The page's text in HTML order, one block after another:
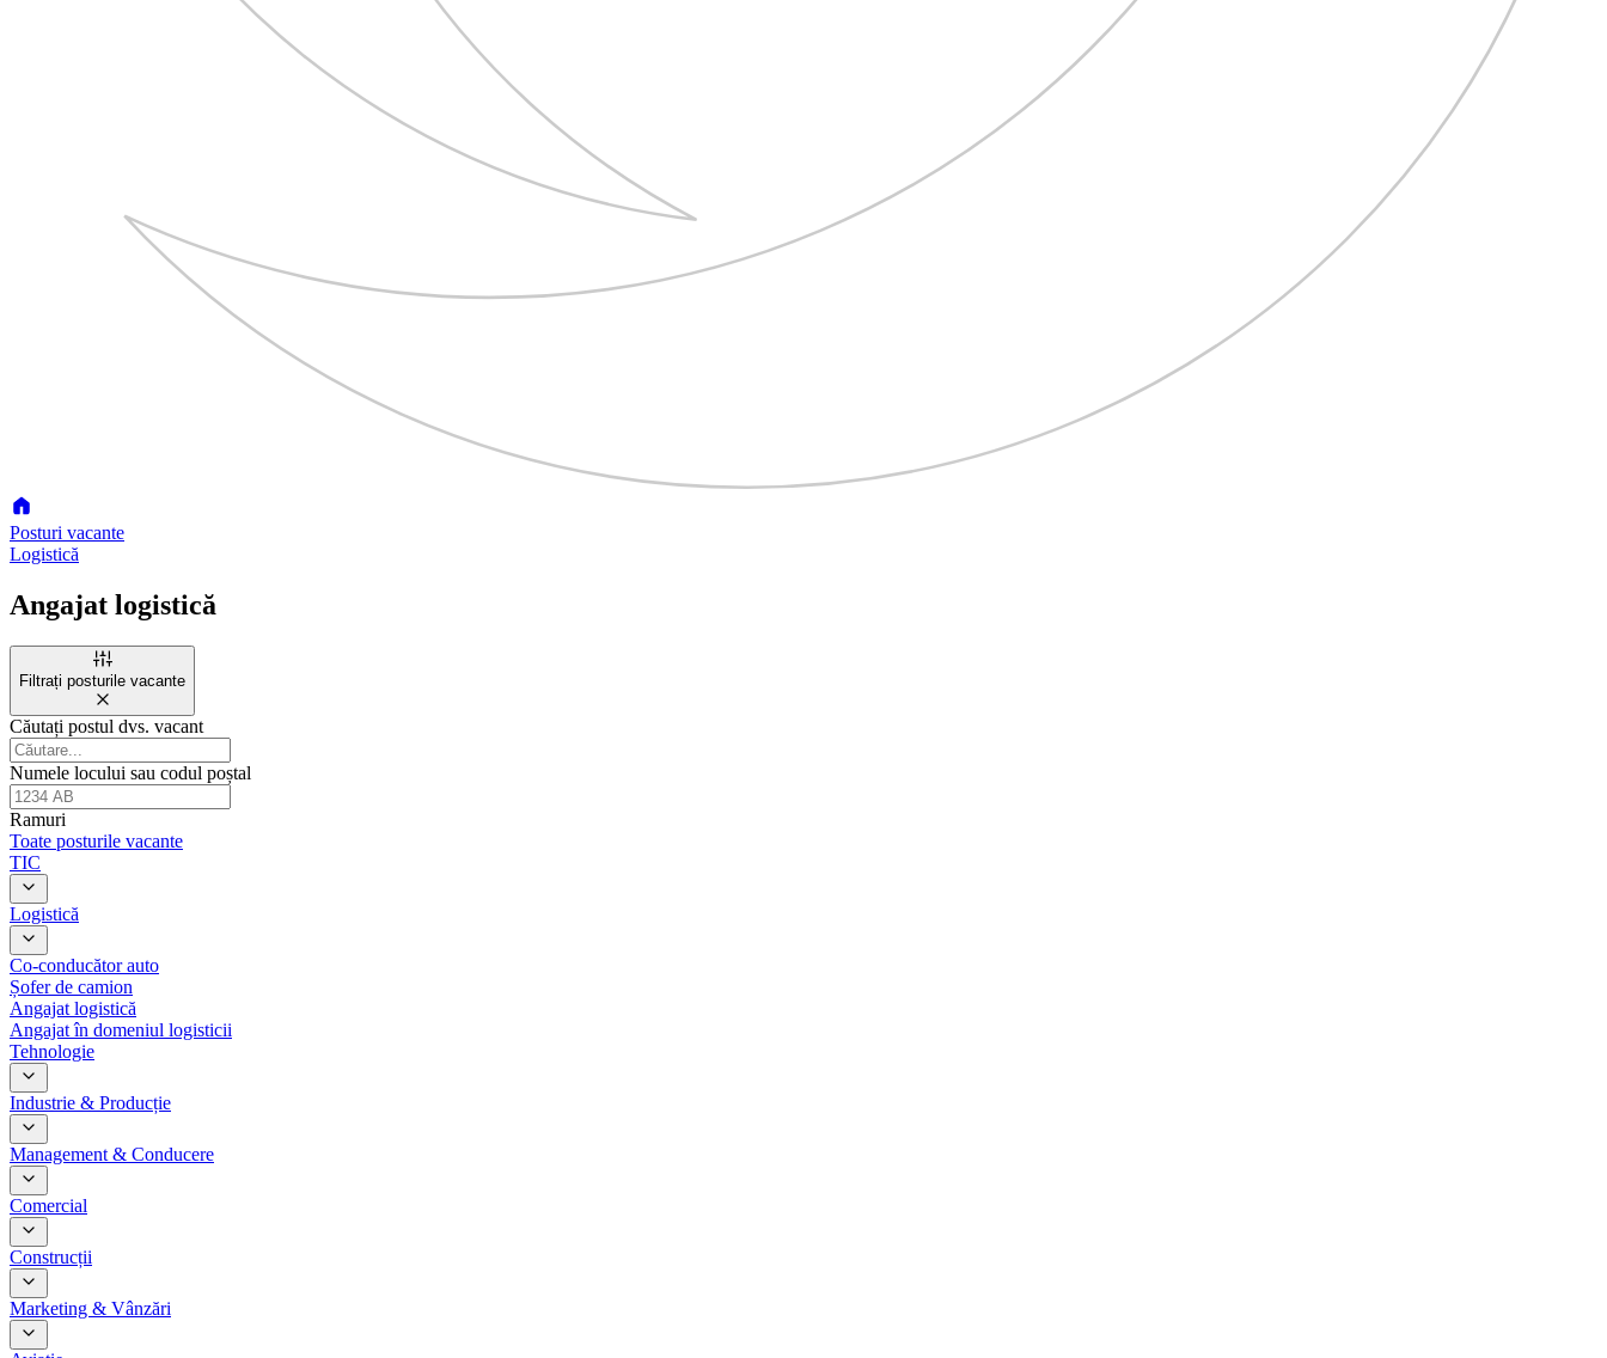
Posturi vacante
Logistică
Angajat logistică
Filtrați posturile vacante
Căutați postul dvs. vacant
Numele locului sau codul poștal
Ramuri
Toate posturile vacante
TIC
Logistică
Co-conducător auto
Șofer de camion
Angajat logistică
Angajat în domeniul logisticii
Tehnologie
Industrie & Producție
Management & Conducere
Comercial
Construcții
Marketing & Vânzări